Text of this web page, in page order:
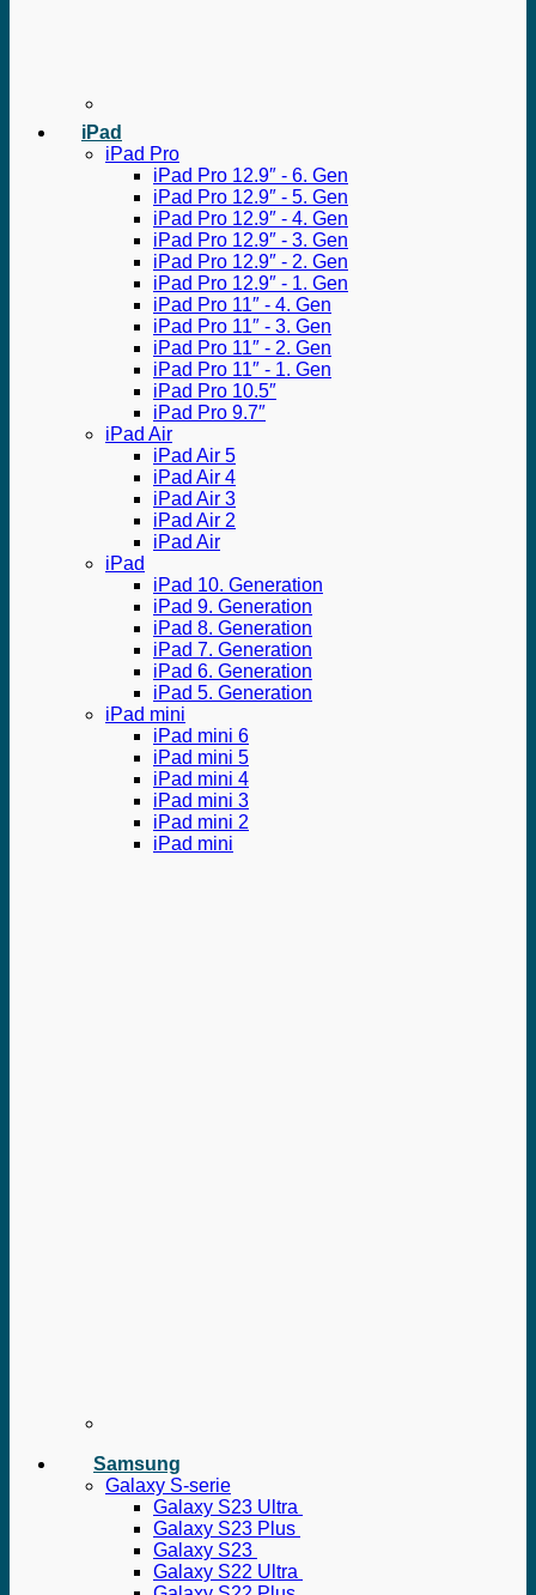
iPad
iPad Pro
iPad Pro 12.9″ - 6. Gen
iPad Pro 12.9″ - 5. Gen
iPad Pro 12.9″ - 4. Gen
iPad Pro 12.9″ - 3. Gen
iPad Pro 12.9″ - 2. Gen
iPad Pro 12.9″ - 1. Gen
iPad Pro 11″ - 4. Gen
iPad Pro 11″ - 3. Gen
iPad Pro 11″ - 2. Gen
iPad Pro 11″ - 1. Gen
iPad Pro 10.5″
iPad Pro 9.7″
iPad Air
iPad Air 5
iPad Air 4
iPad Air 3
iPad Air 2
iPad Air
iPad
iPad 10. Generation
iPad 9. Generation
iPad 8. Generation
iPad 7. Generation
iPad 6. Generation
iPad 5. Generation
iPad mini
iPad mini 6
iPad mini 5
iPad mini 4
iPad mini 3
iPad mini 2
iPad mini
Samsung
Galaxy S-serie
Galaxy S23 Ultra
Galaxy S23 Plus
Galaxy S23
Galaxy S22 Ultra